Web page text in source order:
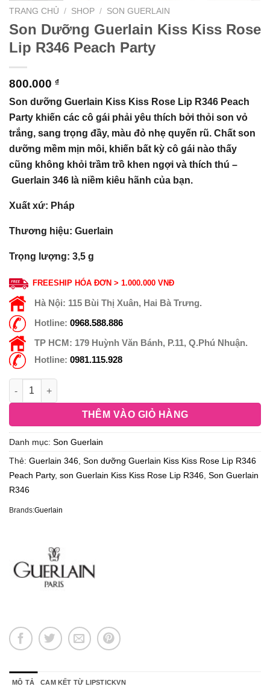
TRANG CHỦ / SHOP / SON GUERLAIN
Son Dưỡng Guerlain Kiss Kiss Rose
Lip R346 Peach Party
800.000 ₫
Son dưỡng Guerlain Kiss Kiss Rose Lip R346 Peach
Party khiến các cô gái phải yêu thích bởi thỏi son vỏ
trắng, sang trọng đầy, màu đỏ nhẹ quyến rũ. Chất son
dưỡng mềm mịn môi, khiến bất kỳ cô gái nào thấy
cũng không khỏi trầm trồ khen ngợi và thích thú –
Guerlain 346 là niềm kiêu hãnh của bạn.
Xuất xứ: Pháp
Thương hiệu: Guerlain
Trọng lượng: 3,5 g
FREESHIP HÓA ĐƠN > 1.000.000 VNĐ
Hà Nội: 115 Bùi Thị Xuân, Hai Bà Trưng.
Hotline: 0968.588.886
TP HCM: 179 Huỳnh Văn Bánh, P.11, Q.Phú Nhuận.
Hotline: 0981.115.928
THÊM VÀO GIỎ HÀNG
Danh mục: Son Guerlain
Thẻ: Guerlain 346 Son dưỡng Guerlain Kiss Kiss Rose Lip R346
Peach Party, son Guerlain Kiss Kiss Rose Lip R346 Son Guerlain
R346
Brands:Guerlain
MÔ TẢ CAM KẾT TỪ LIPSTICKVN